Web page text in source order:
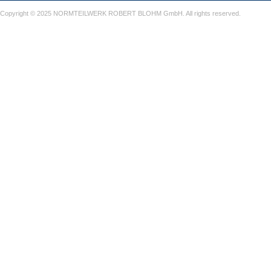
Copyright © 2025 NORMTEILWERK ROBERT BLOHM GmbH. All rights reserved.